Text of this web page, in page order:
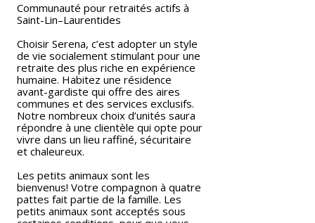
Communauté pour retraités actifs à
Saint-Lin–Laurentides
Choisir Serena, c’est adopter un style
de vie socialement stimulant pour une
retraite des plus riche en expérience
humaine. Habitez une résidence
avant-gardiste qui offre des aires
communes et des services exclusifs.
Notre nombreux choix d’unités saura
répondre à une clientèle qui opte pour
vivre dans un lieu raffiné, sécuritaire
et chaleureux.
Les petits animaux sont les
bienvenus! Votre compagnon à quatre
pattes fait partie de la famille. Les
petits animaux sont acceptés sous